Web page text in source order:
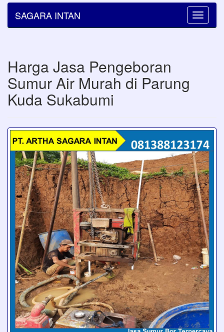
Toggle
SAGARA INTAN
Harga Jasa Pengeboran
Sumur Air Murah di Parung
Kuda Sukabumi